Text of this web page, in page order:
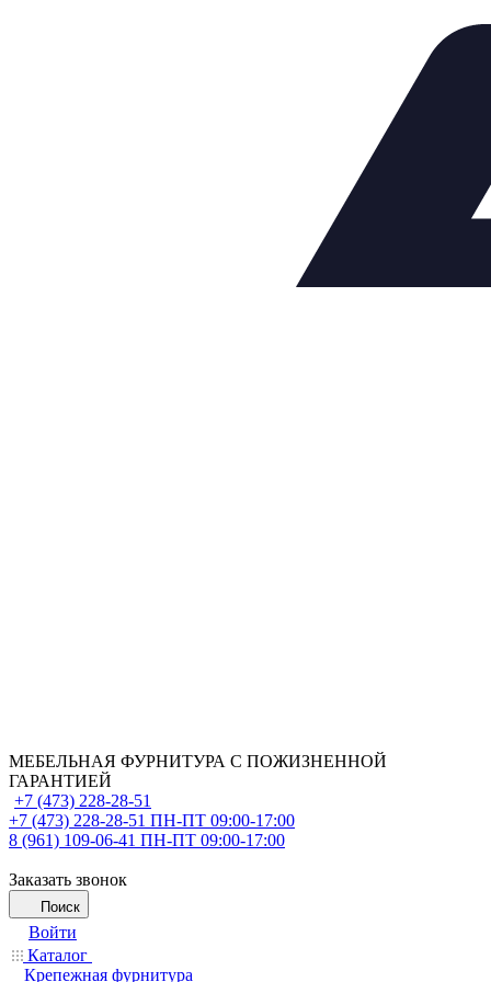
МЕБЕЛЬНАЯ ФУРНИТУРА С ПОЖИЗНЕННОЙ
ГАРАНТИЕЙ
+7 (473) 228-28-51
+7 (473) 228-28-51 ПН-ПТ 09:00-17:00
8 (961) 109-06-41 ПН-ПТ 09:00-17:00
Заказать звонок
Поиск
Войти
Каталог
Крепежная фурнитура